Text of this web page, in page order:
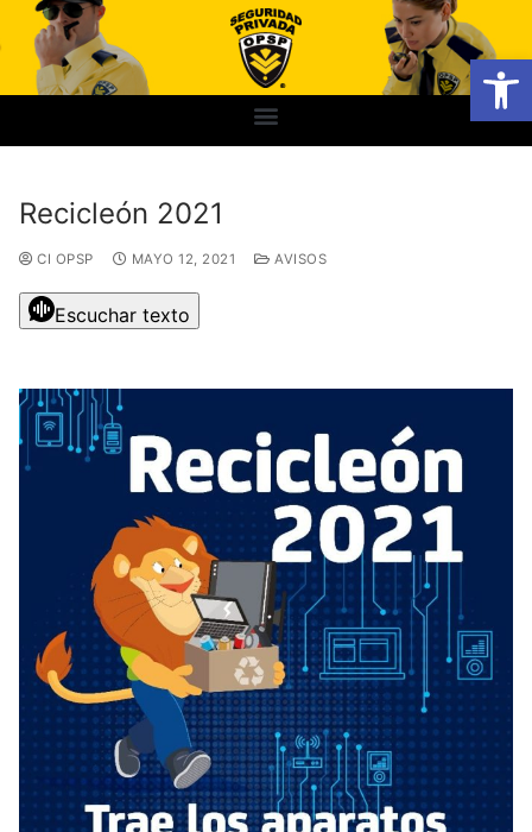
Abrir
Recicleón 2021
CI OPSP MAYO 12, 2021 AVISOS
Escuchar texto